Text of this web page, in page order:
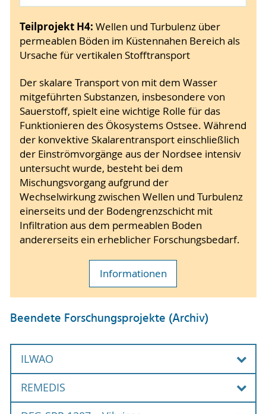
Teilprojekt H4: Wellen und Turbulenz über
permeablen Böden im Küstennahen Bereich als
Ursache für vertikalen Stofftransport
Der skalare Transport von mit dem Wasser
mitgeführten Substanzen, insbesondere von
Sauerstoff, spielt eine wichtige Rolle für das
Funktionieren des Ökosystems Ostsee. Während
der konvektive Skalarentransport einschließlich
der Einströmvorgänge aus der Nordsee intensiv
untersucht wurde, besteht bei dem
Mischungsvorgang aufgrund der
Wechselwirkung zwischen Wellen und Turbulenz
einerseits und der Bodengrenzschicht mit
Infiltration aus dem permeablen Boden
andererseits ein erheblicher Forschungsbedarf.
Informationen
Beendete Forschungsprojekte (Archiv)
ILWAO
REMEDIS